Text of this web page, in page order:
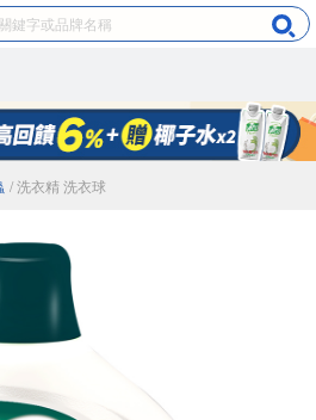
/ 洗衣精 洗衣球